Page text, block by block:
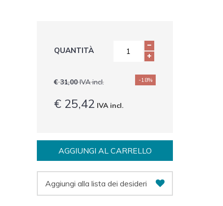
QUANTITÀ
€ 31,00IVA incl. -18%
€ 25,42 IVA incl.
AGGIUNGI AL CARRELLO
Aggiungi alla lista dei desideri